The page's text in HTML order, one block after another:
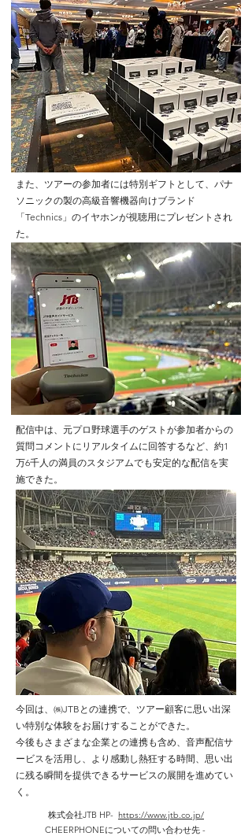
また、ツアーの参加者には特別ギフトとして、パナ
ソニックの製の高級音響機器向けブランド
「Technics」のイヤホンが視聴用にプレゼントされ
た。
配信中は、元プロ野球選手のゲストが参加者からの
質問コメントにリアルタイムに回答するなど、約1
万6千人の満員のスタジアムでも安定的な配信を実
施できた。
今回は、㈱JTBとの連携で、ツアー顧客に思い出深
い特別な体験をお届けすることができた。
今後もさまざまな企業との連携も含め、音声配信サ
ービスを活用し、より感動し熱狂する時間、思い出
に残る瞬間を提供できるサービスの展開を進めてい
く。
株式会社JTB HP- https://www.jtb.co.jp/
CHEERPHONEについての問い合わせ先 -